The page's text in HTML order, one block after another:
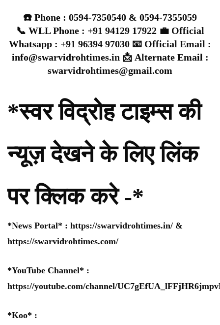
☎️ Phone : 0594-7350540 & 0594-7355059
📞 WLL Phone : +91 94129 17922 💼 Official
Whatsapp : +91 96394 97030 📧 Official Email :
info@swarvidrohtimes.in 📩 Alternate Email :
swarvidrohtimes@gmail.com
*स्वर विद्रोह टाइम्स की
न्यूज़ देखने के लिए लिंक
पर क्लिक करे -*
*News Portal* : https://swarvidrohtimes.in/ &
https://swarvidrohtimes.com/
*YouTube Channel* :
https://youtube.com/channel/
*Koo* :